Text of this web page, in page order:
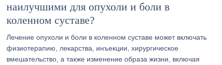
наилучшими для опухоли и боли в
коленном суставе?
Лечение опухоли и боли в коленном суставе может включать
физиотерапию, лекарства, инъекции, хирургическое
вмешательство, а также изменение образа жизни, включая